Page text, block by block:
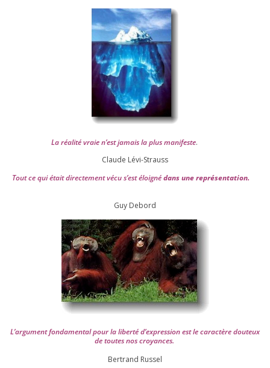
La réa­lité vraie n’est jamais la plus mani­feste.
Claude Lévi-Strauss
Tout ce qui était direc­te­ment vécu s’est éloi­gnédans une repré­sen­ta­tion.
Guy Debord
L’argument fon­da­men­tal pour la liber­té d’expression est le carac­tère dou­teux
de toutes nos croyances.
Ber­trand Russel